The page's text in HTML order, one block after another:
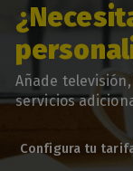
Añade
servicios
Configura tu